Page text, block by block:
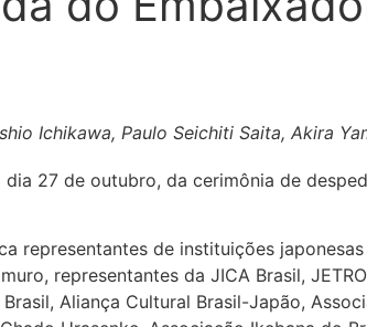
Ichikawa, Paulo Seichiti Saita, Akira
27 de outubro, da cerimônia de
representantes de instituições
representantes da JICA Brasil,
Aliança Cultural Brasil-Japão,